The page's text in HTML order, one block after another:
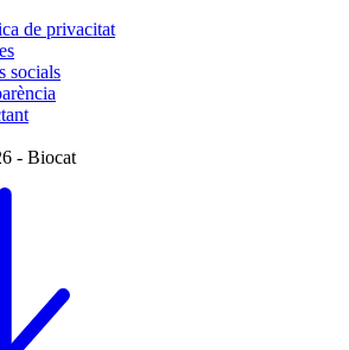
de privacitat
socials
- Biocat